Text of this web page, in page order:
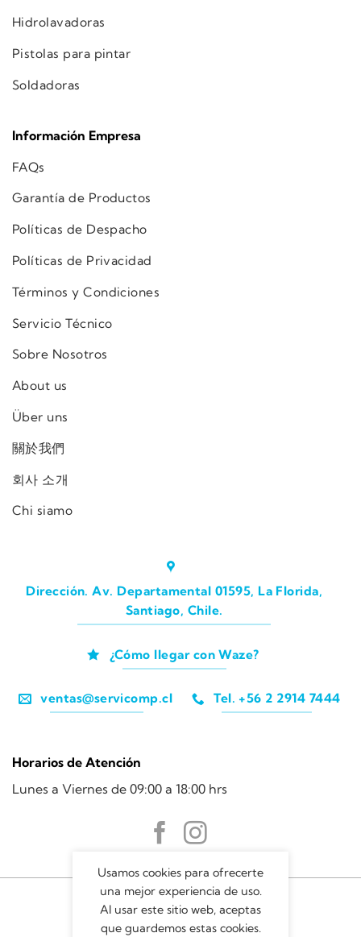
Hidrolavadoras
Pistolas para pintar
Soldadoras
Información Empresa
FAQs
Garantía de Productos
Políticas de Despacho
Políticas de Privacidad
Términos y Condiciones
Servicio Técnico
Sobre Nosotros
About us
Über uns
關於我們
회사 소개
Chi siamo
Dirección. Av. Departamental 01595, La Florida,
Santiago, Chile.
¿Cómo llegar con Waze?
ventas@servicomp.cl Tel. +56 2 2914 7444
Horarios de Atención
Lunes a Viernes de 09:00 a 18:00 hrs
Usamos cookies para ofrecerte
una mejor experiencia de uso.
Al usar este sitio web, aceptas
que guardemos estas cookies.